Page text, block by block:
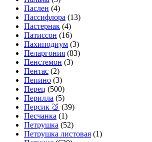
Паслен (4)
Пассифлора (13)
Пастернак (4)
Патиссон (16)
Пахиподиум (3)
Пеларгония (83)
Пенстемон (3)
Пентас (2)
Пепино (3)
Перец (500)
Перилла (5)
Персик 🍑 (39)
Песчанка (1)
Петрушка (52)
Петрушка листовая (1)